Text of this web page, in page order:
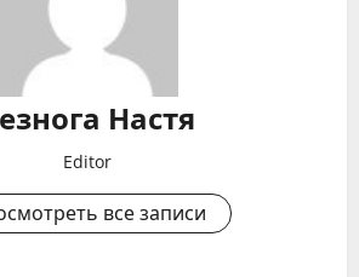
Настя
Editor
все записи